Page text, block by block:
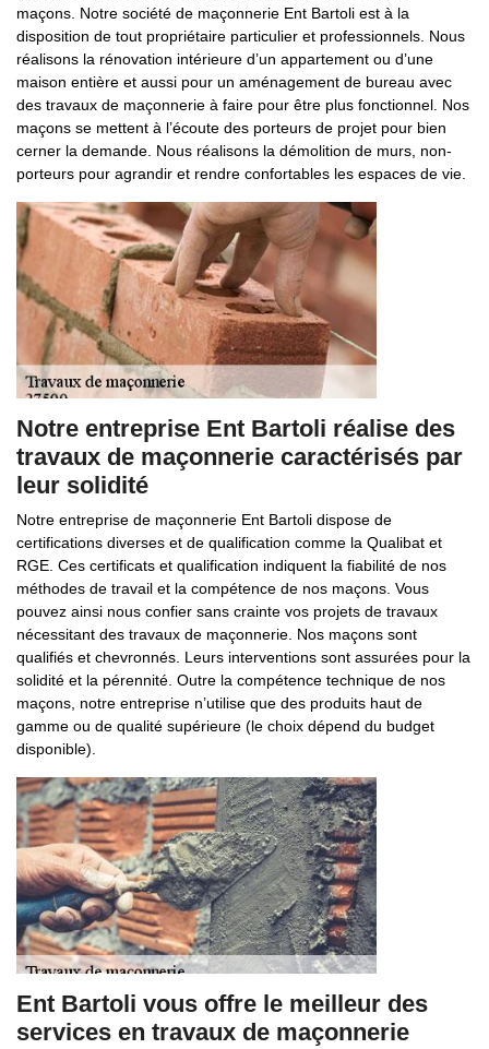
maçons. Notre société de maçonnerie Ent Bartoli est à la
disposition de tout propriétaire particulier et professionnels. Nous
réalisons la rénovation intérieure d’un appartement ou d’une
maison entière et aussi pour un aménagement de bureau avec
des travaux de maçonnerie à faire pour être plus fonctionnel. Nos
maçons se mettent à l’écoute des porteurs de projet pour bien
cerner la demande. Nous réalisons la démolition de murs, non-
porteurs pour agrandir et rendre confortables les espaces de vie.
Notre entreprise Ent Bartoli réalise des
travaux de maçonnerie caractérisés par
leur solidité
Notre entreprise de maçonnerie Ent Bartoli dispose de
certifications diverses et de qualification comme la Qualibat et
RGE. Ces certificats et qualification indiquent la fiabilité de nos
méthodes de travail et la compétence de nos maçons. Vous
pouvez ainsi nous confier sans crainte vos projets de travaux
nécessitant des travaux de maçonnerie. Nos maçons sont
qualifiés et chevronnés. Leurs interventions sont assurées pour la
solidité et la pérennité. Outre la compétence technique de nos
maçons, notre entreprise n’utilise que des produits haut de
gamme ou de qualité supérieure (le choix dépend du budget
disponible).
Ent Bartoli vous offre le meilleur des
services en travaux de maçonnerie